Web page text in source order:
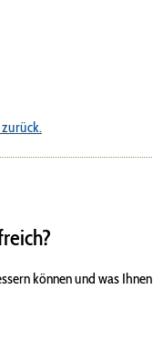
können und was Ihnen